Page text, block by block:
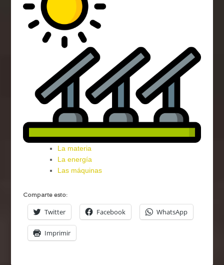
La materia
La energía
Las máquinas
Comparte esto:
Twitter Facebook WhatsApp
Imprimir